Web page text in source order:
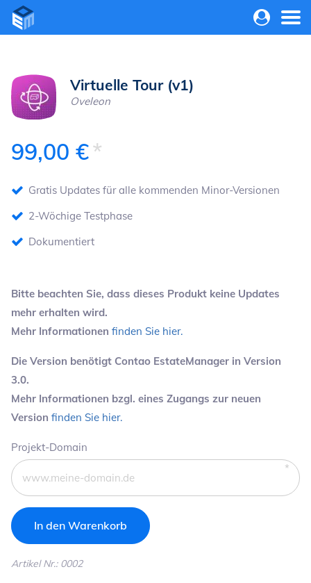
Navigation
Virtuelle Tour (v1)
Oveleon
99,00 €
Gratis Updates für alle kommenden Minor-Versionen
2-Wöchige Testphase
Dokumentiert
Bitte beachten Sie, dass dieses Produkt keine Updates
mehr erhalten wird.
Mehr Informationen finden Sie hier.
Die Version benötigt Contao EstateManager in Version
3.0.
Mehr Informationen bzgl. eines Zugangs zur neuen
Version finden Sie hier.
Pflichtfeld
Projekt-Domain
Artikel Nr.: 0002